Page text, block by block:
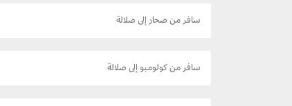
سافر من صحار إلى صلالة
سافر من كولومبو إلى صلالة